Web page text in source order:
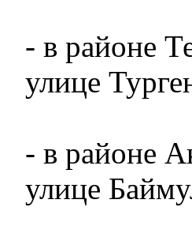
- в районе
улице
- в районе
улице